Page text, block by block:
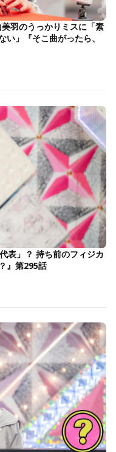
羽のうっかりミスに「素
」『そこ曲がったら、
表」？ 持ち前のフィジカ
』第295話